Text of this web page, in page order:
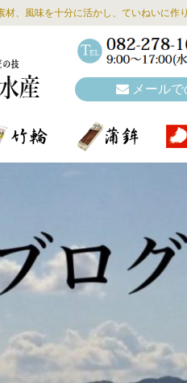
、風味を十分に活かし、ていねいに作
メールで